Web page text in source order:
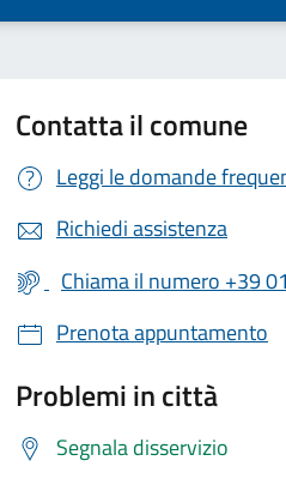
Contatta il comune
Leggi le domande
Richiedi assistenza
Chiama il numero +39
Prenota appuntamento
Problemi in città
Segnala disservizio